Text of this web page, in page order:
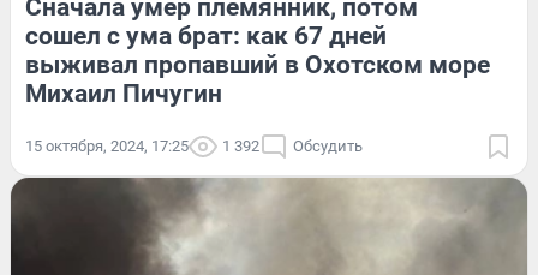
Сначала умер племянник, потом
сошел с ума брат: как 67 дней
выживал пропавший в Охотском море
Михаил Пичугин
15 октября, 2024, 17:25 1 392 Обсудить